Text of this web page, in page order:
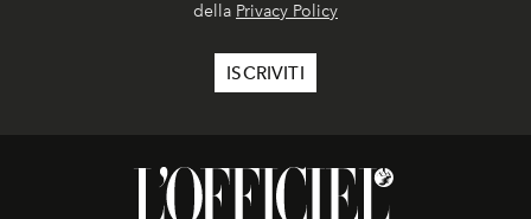
della Privacy Policy